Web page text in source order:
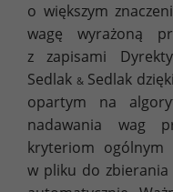
o większym
wagę wyrażoną
z zapisami
Sedlak &Sedlak
opartym na
nadawania wag
kryteriom ogólnym
w pliku do zbierania